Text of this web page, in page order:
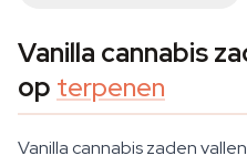
Vanilla cannabis
op terpenen
Vanilla cannabis zaden